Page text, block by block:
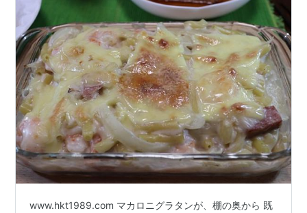
www.hkt1989.com マカロニグラタンが、棚の奥から 既